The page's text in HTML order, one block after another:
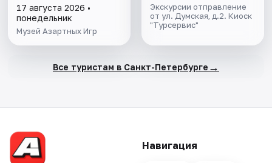
17 августа 2026 •
понедельник
Музей Азартных Игр
Экскурсии отправление
от ул. Думская, д.2. Киоск
"Турсервис"
Все туристам в Санкт-Петербурге →
Навигация